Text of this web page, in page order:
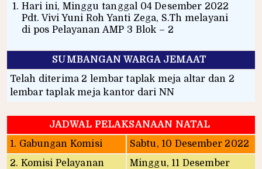
Hari ini, Minggu tanggal 04 Desember 2022
Pdt. Vivi Yuni Roh Yanti Zega, S.Th melayani
di pos Pelayanan AMP 3 Blok – 2
SUMBANGAN WARGA JEMAAT
Telah diterima 2 lembar taplak meja altar dan 2
lembar taplak meja kantor dari NN
JADWAL PELAKSANAAN NATAL
1. Gabungan Komisi
Sabtu, 10 Desember 2022
2. Komisi Pelayanan
Minggu, 11 Desember